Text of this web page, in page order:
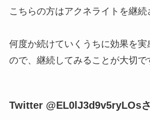
こちらの方はアクネライトを継続
何度か続けていくうちに効果を実
ので、継続してみることが大切で
Twitter @EL0lJ3d9v5ryLOs